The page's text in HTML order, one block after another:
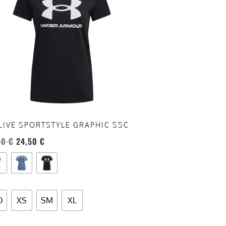
SPORTSTYLE GRAPHIC SSC
€ 24,50 €
XS SM XL